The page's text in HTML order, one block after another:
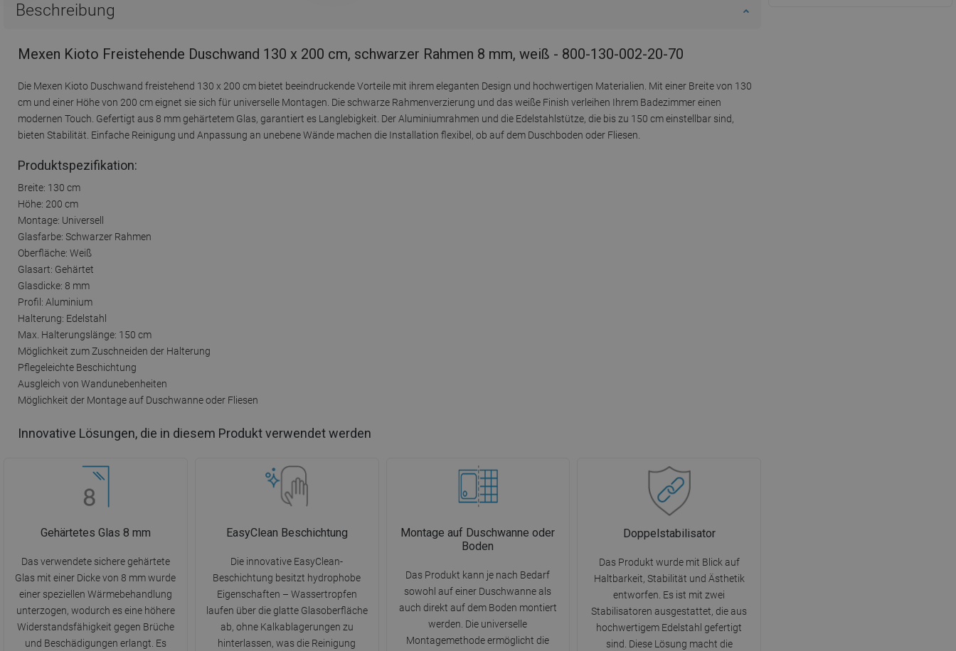
Beschreibung
Mexen Kioto Freistehende Duschwand 130 x 200 cm, schwarzer Rahmen 8 mm, weiß - 800-130-002-20-70
Die Mexen Kioto Duschwand freistehend 130 x 200 cm bietet beeindruckende Vorteile mit ihrem eleganten Design und hochwertigen Materialien. Mit einer Breite von 130
cm und einer Höhe von 200 cm eignet sie sich für universelle Montagen. Die schwarze Rahmenverzierung und das weiße Finish verleihen Ihrem Badezimmer einen
modernen Touch. Gefertigt aus 8 mm gehärtetem Glas, garantiert es Langlebigkeit. Der Aluminiumrahmen und die Edelstahlstütze, die bis zu 150 cm einstellbar sind,
bieten Stabilität. Einfache Reinigung und Anpassung an unebene Wände machen die Installation flexibel, ob auf dem Duschboden oder Fliesen.
Produktspezifikation:
Breite: 130 cm
Höhe: 200 cm
Montage: Universell
Glasfarbe: Schwarzer Rahmen
Oberfläche: Weiß
Glasart: Gehärtet
Glasdicke: 8 mm
Profil: Aluminium
Halterung: Edelstahl
Max. Halterungslänge: 150 cm
Möglichkeit zum Zuschneiden der Halterung
Pflegeleichte Beschichtung
Ausgleich von Wandunebenheiten
Möglichkeit der Montage auf Duschwanne oder Fliesen
Innovative Lösungen, die in diesem Produkt verwendet werden
Gehärtetes Glas 8 mm
Das verwendete sichere gehärtete
Glas mit einer Dicke von 8 mm wurde
einer speziellen Wärmebehandlung
unterzogen, wodurch es eine höhere
Widerstandsfähigkeit gegen Brüche
und Beschädigungen erlangt. Es
EasyClean Beschichtung
Die innovative EasyClean-
Beschichtung besitzt hydrophobe
Eigenschaften – Wassertropfen
laufen über die glatte Glasoberfläche
ab, ohne Kalkablagerungen zu
hinterlassen, was die Reinigung
Montage auf Duschwanne oder
Boden
Das Produkt kann je nach Bedarf
sowohl auf einer Duschwanne als
auch direkt auf dem Boden montiert
werden. Die universelle
Montagemethode ermöglicht die
Doppelstabilisator
Das Produkt wurde mit Blick auf
Haltbarkeit, Stabilität und Ästhetik
entworfen. Es ist mit zwei
Stabilisatoren ausgestattet, die aus
hochwertigem Edelstahl gefertigt
sind. Diese Lösung macht die